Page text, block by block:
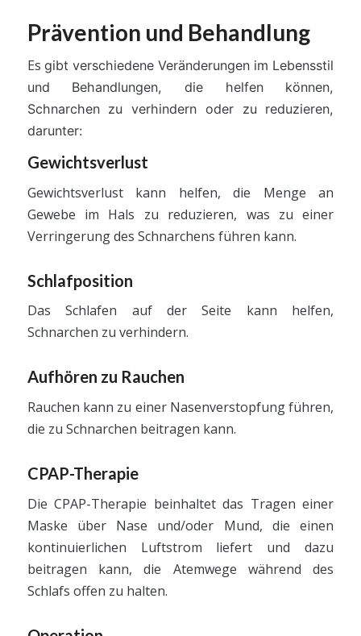
Prävention und Behandlung
Es gibt verschiedene Veränderungen im Lebensstil
und Behandlungen, die helfen können,
Schnarchen zu verhindern oder zu reduzieren,
darunter:
Gewichtsverlust
Gewichtsverlust kann helfen, die Menge an
Gewebe im Hals zu reduzieren, was zu einer
Verringerung des Schnarchens führen kann.
Schlafposition
Das Schlafen auf der Seite kann helfen,
Schnarchen zu verhindern.
Aufhören zu Rauchen
Rauchen kann zu einer Nasenverstopfung führen,
die zu Schnarchen beitragen kann.
CPAP-Therapie
Die CPAP-Therapie beinhaltet das Tragen einer
Maske über Nase und/oder Mund, die einen
kontinuierlichen Luftstrom liefert und dazu
beitragen kann, die Atemwege während des
Schlafs offen zu halten.